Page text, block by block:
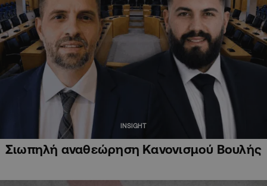
INSIGHT
Σιωπηλή αναθεώρηση Κανονισμού Βουλής